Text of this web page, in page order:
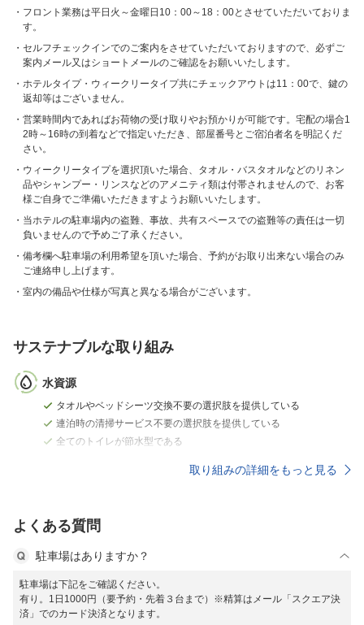
フロント業務は平日火～金曜日10：00～18：00とさせていただいておりま
す。
セルフチェックインでのご案内をさせていただいておりますので、必ずご
案内メール又はショートメールのご確認をお願いいたします。
ホテルタイプ・ウィークリータイプ共にチェックアウトは11：00で、鍵の
返却等はございません。
営業時間内であればお荷物の受け取りやお預かりが可能です。宅配の場合1
2時～16時の到着などで指定いただき、部屋番号とご宿泊者名を明記くだ
さい。
ウィークリータイプを選択頂いた場合、タオル・バスタオルなどのリネン
品やシャンプー・リンスなどのアメニティ類は付帯されませんので、お客
様ご自身でご準備いただきますようお願いいたします。
当ホテルの駐車場内の盗難、事故、共有スペースでの盗難等の責任は一切
負いませんので予めご了承ください。
備考欄へ駐車場の利用希望を頂いた場合、予約がお取り出来ない場合のみ
ご連絡申し上げます。
室内の備品や仕様が写真と異なる場合がございます。
サステナブルな取り組み
水資源
タオルやベッドシーツ交換不要の選択肢を提供している
連泊時の清掃サービス不要の選択肢を提供している
全てのトイレが節水型である
取り組みの詳細をもっと見る
よくある質問
駐車場はありますか？
駐車場は下記をご確認ください。
有り。1日1000円（要予約・先着３台まで）※精算はメール「スクエア決
済」でのカード決済となります。